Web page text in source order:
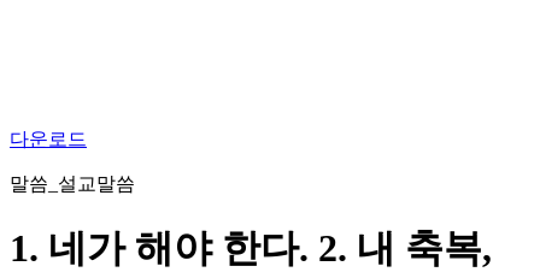
다운로드
말씀_설교말씀
1. 네가 해야 한다. 2. 내 축복,